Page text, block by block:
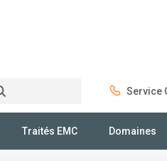
Service
Traités EMC Domaines